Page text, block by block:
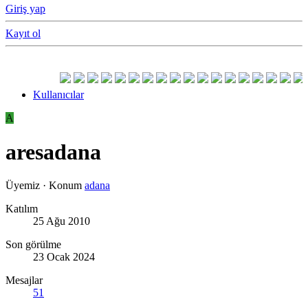
Giriş yap
Kayıt ol
Kullanıcılar
A
aresadana
Üyemiz · Konum adana
Katılım
25 Ağu 2010
Son görülme
23 Ocak 2024
Mesajlar
51